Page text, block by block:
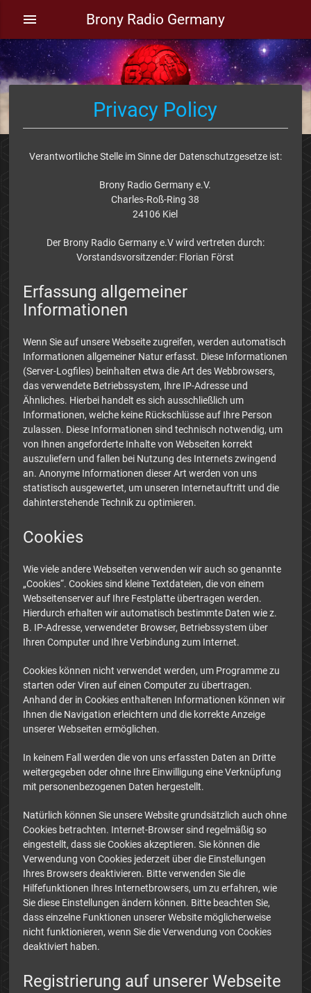
Brony Radio Germany
menu
Privacy Policy
Verantwortliche Stelle im Sinne der Datenschutzgesetze ist:
Brony Radio Germany e.V.
Charles-Roß-Ring 38
24106 Kiel
Der Brony Radio Germany e.V wird vertreten durch:
Vorstandsvorsitzender: Florian Först
Erfassung allgemeiner
Informationen
Wenn Sie auf unsere Webseite zugreifen, werden automatisch
Informationen allgemeiner Natur erfasst. Diese Informationen
(Server-Logfiles) beinhalten etwa die Art des Webbrowsers,
das verwendete Betriebssystem, Ihre IP-Adresse und
Ähnliches. Hierbei handelt es sich ausschließlich um
Informationen, welche keine Rückschlüsse auf Ihre Person
zulassen. Diese Informationen sind technisch notwendig, um
von Ihnen angeforderte Inhalte von Webseiten korrekt
auszuliefern und fallen bei Nutzung des Internets zwingend
an. Anonyme Informationen dieser Art werden von uns
statistisch ausgewertet, um unseren Internetauftritt und die
dahinterstehende Technik zu optimieren.
Cookies
Wie viele andere Webseiten verwenden wir auch so genannte
„Cookies“. Cookies sind kleine Textdateien, die von einem
Webseitenserver auf Ihre Festplatte übertragen werden.
Hierdurch erhalten wir automatisch bestimmte Daten wie z.
B. IP-Adresse, verwendeter Browser, Betriebssystem über
Ihren Computer und Ihre Verbindung zum Internet.
Cookies können nicht verwendet werden, um Programme zu
starten oder Viren auf einen Computer zu übertragen.
Anhand der in Cookies enthaltenen Informationen können wir
Ihnen die Navigation erleichtern und die korrekte Anzeige
unserer Webseiten ermöglichen.
In keinem Fall werden die von uns erfassten Daten an Dritte
weitergegeben oder ohne Ihre Einwilligung eine Verknüpfung
mit personenbezogenen Daten hergestellt.
Natürlich können Sie unsere Website grundsätzlich auch ohne
Cookies betrachten. Internet-Browser sind regelmäßig so
eingestellt, dass sie Cookies akzeptieren. Sie können die
Verwendung von Cookies jederzeit über die Einstellungen
Ihres Browsers deaktivieren. Bitte verwenden Sie die
Hilfefunktionen Ihres Internetbrowsers, um zu erfahren, wie
Sie diese Einstellungen ändern können. Bitte beachten Sie,
dass einzelne Funktionen unserer Website möglicherweise
nicht funktionieren, wenn Sie die Verwendung von Cookies
deaktiviert haben.
Registrierung auf unserer Webseite